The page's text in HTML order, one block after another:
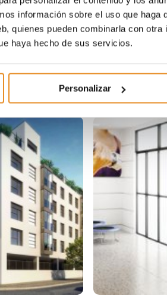
información sobre el uso que haga
quienes pueden combinarla con
haya hecho de sus servicios.
Personalizar